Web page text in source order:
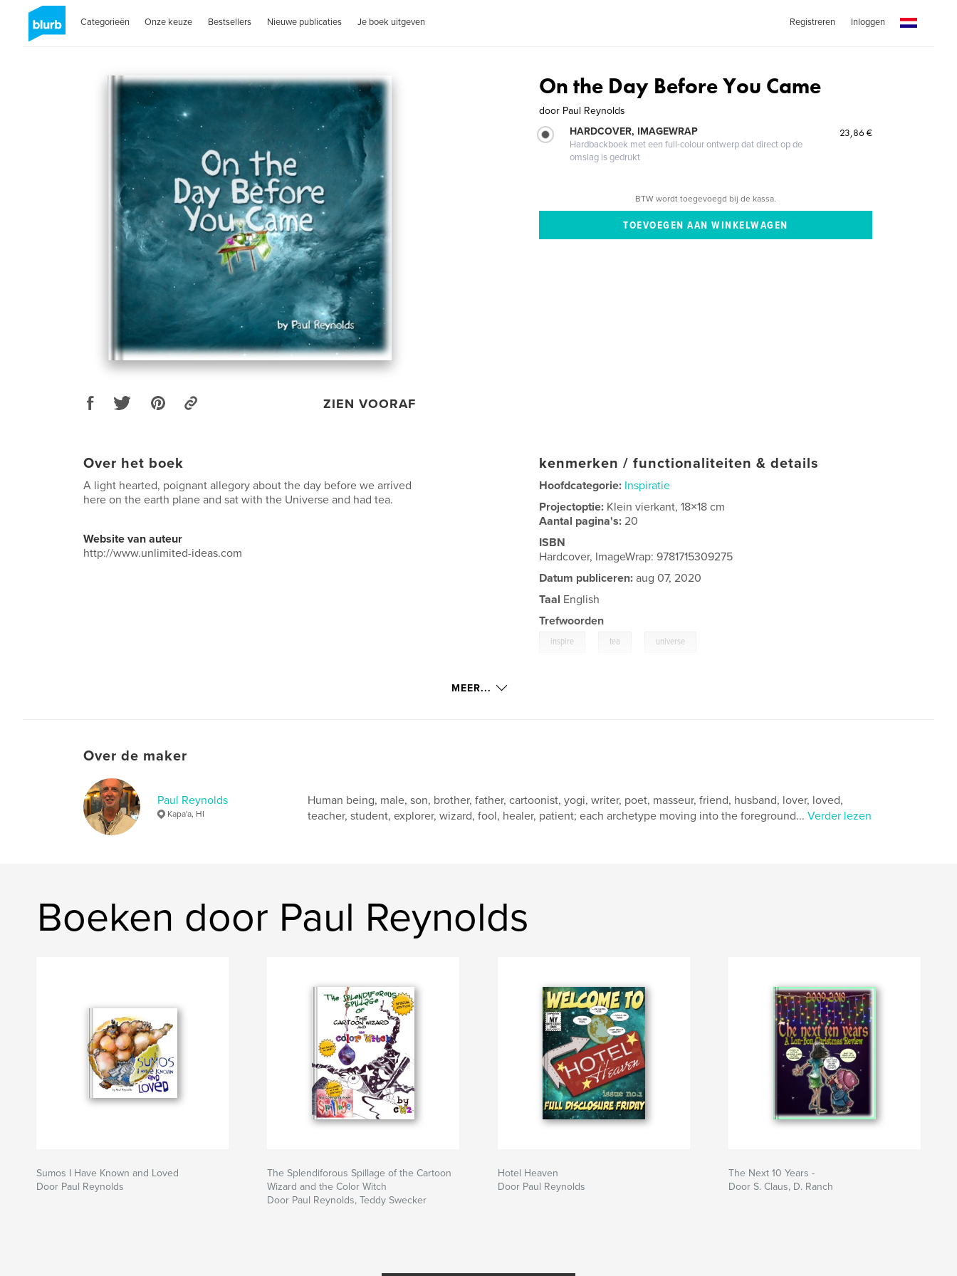
Categorieën Onze keuze Bestsellers Nieuwe publicaties Je boek uitgeven Registreren Inloggen
ZIEN VOORAF
On the Day Before You Came
door Paul Reynolds
HARDCOVER, IMAGEWRAP
Hardbackboek met een full-colour ontwerp dat direct op de
omslag is gedrukt
23,86 €
BTW wordt toegevoegd bij de kassa.
Over het boek
A light hearted, poignant allegory about the day before we arrived
here on the earth plane and sat with the Universe and had tea.
Website van auteur
http://www.unlimited-ideas.com
kenmerken / functionaliteiten & details
Hoofdcategorie: Inspiratie
Projectoptie: Klein vierkant, 18×18 cm
Aantal pagina's:20
ISBN
Hardcover, ImageWrap: 9781715309275
Datum publiceren: aug 07, 2020
Taal English
Trefwoorden
inspire tea universe
MEER...
Over de maker
Paul Reynolds
Kapa'a, HI
Human being, male, son, brother, father, cartoonist, yogi, writer, poet, masseur, friend, husband, lover, loved,
teacher, student, explorer, wizard, fool, healer, patient; each archetype moving into the foreground... Verder lezen
Boeken door Paul Reynolds
Sumos I Have Known and Loved
Door Paul Reynolds
The Splendiforous Spillage of the Cartoon
Wizard and the Color Witch
Door Paul Reynolds, Teddy Swecker
Hotel Heaven
Door Paul Reynolds
The Next 10 Years -
Door S. Claus, D. Ranch